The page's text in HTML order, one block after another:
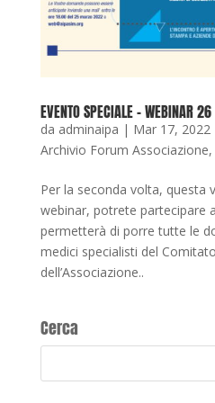
EVENTO SPECIALE – WEBINAR
da adminaipa | Mar 17, 2022
Archivio Forum Associazione,
Per la seconda volta, questa
webinar, potrete partecipare
permetterà di porre tutte le
medici specialisti del
dell’Associazione..
Cerca